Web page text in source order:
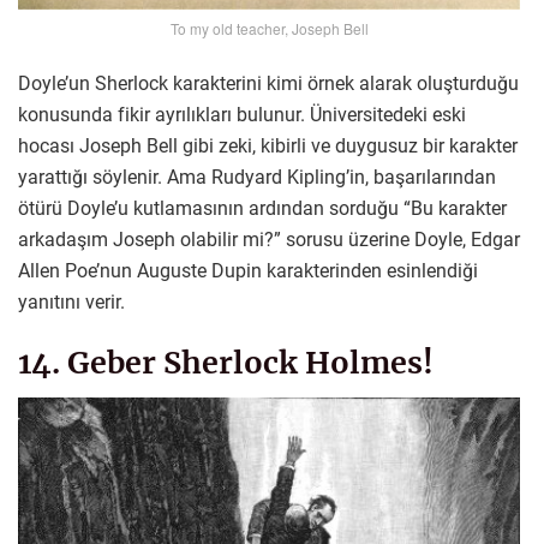
To my old teacher, Joseph Bell
Doyle’un Sherlock karakterini kimi örnek alarak oluşturduğu
konusunda fikir ayrılıkları bulunur. Üniversitedeki eski
hocası Joseph Bell gibi zeki, kibirli ve duygusuz bir karakter
yarattığı söylenir. Ama Rudyard Kipling’in, başarılarından
ötürü Doyle’u kutlamasının ardından sorduğu “Bu karakter
arkadaşım Joseph olabilir mi?” sorusu üzerine Doyle, Edgar
Allen Poe’nun Auguste Dupin karakterinden esinlendiği
yanıtını verir.
14. Geber Sherlock Holmes!